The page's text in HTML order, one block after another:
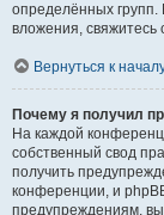
определённых
вложения,
Вернуться к
Почему я получил
На каждой
собственный свод
получить
конференции, и
предупреждениям,